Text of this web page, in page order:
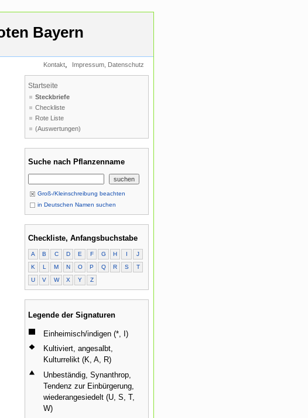
Bayern
Kontakt, Impressum, Datenschutz
Startseite
Steckbriefe
Checkliste
Rote Liste
(Auswertungen)
Suche nach Pflanzenname
Groß-/Kleinschreibung beachten
in Deutschen Namen suchen
Checkliste, Anfangsbuchstabe
A B C D E F G H I
J
K
L M N O P Q R S
T
U
V W X Y Z
Legende der Signaturen
Einheimisch/indigen (*, I)
Kultiviert, angesalbt,
Kulturrelikt (K, A, R)
Unbeständig, Synanthrop,
Tendenz zur Einbürgerung,
wiederangesiedelt (U, S, T,
W)